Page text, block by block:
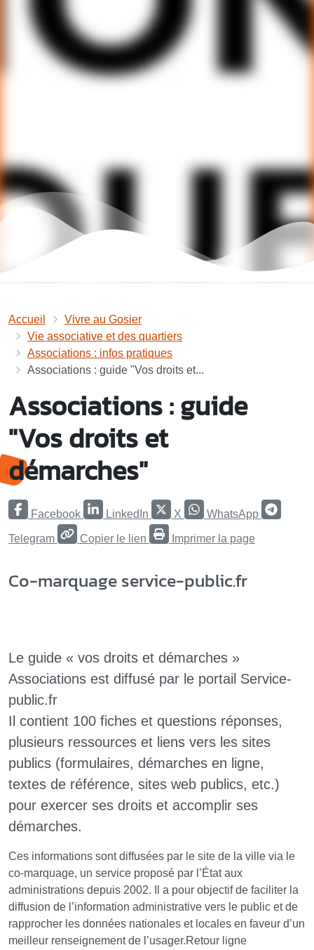
Accueil
Vivre au Gosier
Vie associative et des quartiers
Associations : infos pratiques
Associations : guide "Vos droits et...
Associations : guide
"Vos droits et
démarches"
Facebook LinkedIn X WhatsApp
Telegram Copier le lien Imprimer la page
Co-marquage service-public.fr
Le guide « vos droits et démarches »
Associations est diffusé par le portail Service-
public.fr
Il contient 100 fiches et questions réponses,
plusieurs ressources et liens vers les sites
publics (formulaires, démarches en ligne,
textes de référence, sites web publics, etc.)
pour exercer ses droits et accomplir ses
démarches.
Ces informations sont diffusées par le site de la ville via le
co-marquage, un service proposé par l’État aux
administrations depuis 2002. Il a pour objectif de faciliter la
diffusion de l’information administrative vers le public et de
rapprocher les données nationales et locales en faveur d’un
meilleur renseignement de l’usager.Retour ligne